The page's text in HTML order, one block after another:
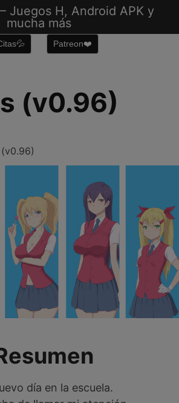
Juegos H, Android APK y
mucha más
Patreon❤️
(v0.96)
día en la escuela.